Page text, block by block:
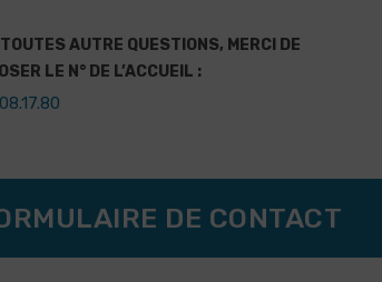
TOUTES AUTRE QUESTIONS, MERCI DE
LE N° DE L’ACCUEIL :
DE CONTACT